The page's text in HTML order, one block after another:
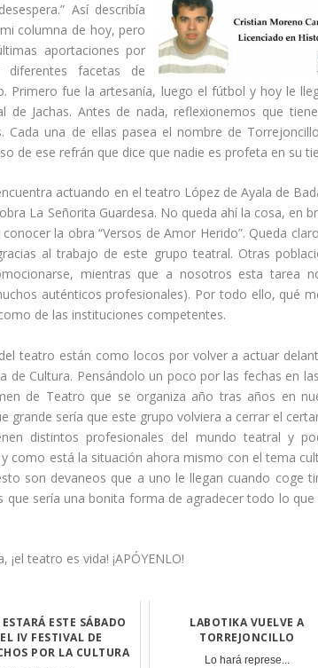
Así describía
columna de hoy, pero
aportaciones por
facetas de
Primero fue la artesanía, luego el fútbol y hoy le
Jachas. Antes de nada, reflexionemos que
una de ellas pasea el nombre de
de ese refrán que dice que nadie es profeta en su
actuando en el teatro López de Ayala de
La Señorita Guardesa. No queda ahí la cosa, en
la obra “Versos de Amor Herido”. Queda
al trabajo de este grupo teatral. Otras
mientras que a nosotros esta tarea
auténticos profesionales). Por todo ello, qué
de las instituciones competentes.
teatro están como locos por volver a actuar
de Cultura. Pensándolo un poco por las fechas en
de Teatro que se organiza año tras años en
grande sería que este grupo volviera a cerrar el
distintos profesionales del mundo teatral y
como está la situación ahora mismo con el tema
son devaneos que a uno le llegan cuando coge
que sería una bonita forma de agradecer todo lo que
teatro es vida! ¡APÓYENLO!
ESTARÁ ESTE SÁBADO
IV FESTIVAL DE
POR LA CULTURA
LABOTIKA VUELVE A
TORREJONCILLO
Lo hará represe...